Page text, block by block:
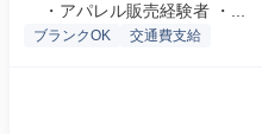
・アパレル販売経験者 ・...
ブランクOK 交通費支給